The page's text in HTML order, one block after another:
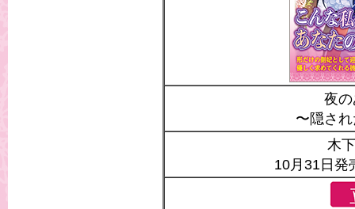
夜
〜隠さ
木
10月31日発